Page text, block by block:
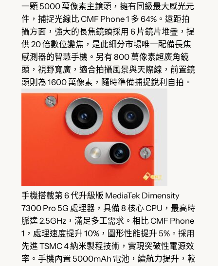
一顆 5000 萬像素主鏡頭，擁有同級最大感光元
件，捕捉光線比 CMF Phone 1 多 64%。遠距拍
攝方面，強大的長焦鏡頭採用 6 片鏡片堆疊，提
供 20 倍數位變焦，是此細分市場唯一配備長焦
感測器的智慧手機。另有 800 萬像素超廣角鏡
頭，視野寬廣，適合拍攝風景與天際線，前置鏡
頭則為 1600 萬像素，隨時準備捕捉銳利自拍。
手機搭載第 6 代升級版 MediaTek Dimensity
7300 Pro 5G 處理器，具備 8 核心 CPU，最高時
脈達 2.5GHz，滿足多工需求。相比 CMF Phone
1，處理速度提升 10%，圖形性能提升 5%。採用
先進 TSMC 4 納米製程技術，實現突破性電源效
率。手機內置 5000mAh 電池，續航力提升，較